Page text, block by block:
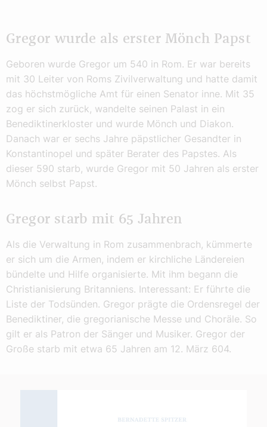
Gregor wurde als erster Mönch Papst
Geboren wurde Gregor um 540 in Rom. Er war bereits
mit 30 Leiter von Roms Zivilverwaltung und hatte damit
das höchstmögliche Amt für einen Senator inne. Mit 35
zog er sich zurück, wandelte seinen Palast in ein
Benediktinerkloster und wurde Mönch und Diakon.
Danach war er sechs Jahre päpstlicher Gesandter in
Konstantinopel und später Berater des Papstes. Als
dieser 590 starb, wurde Gregor mit 50 Jahren als erster
Mönch selbst Papst.
Gregor starb mit 65 Jahren
Als die Verwaltung in Rom zusammenbrach, kümmerte
er sich um die Armen, indem er kirchliche Ländereien
bündelte und Hilfe organisierte. Mit ihm begann die
Christianisierung Britanniens. Interessant: Er führte die
Liste der Todsünden. Gregor prägte die Ordensregel der
Benediktiner, die gregorianische Messe und Choräle. So
gilt er als Patron der Sänger und Musiker. Gregor der
Große starb mit etwa 65 Jahren am 12. März 604.